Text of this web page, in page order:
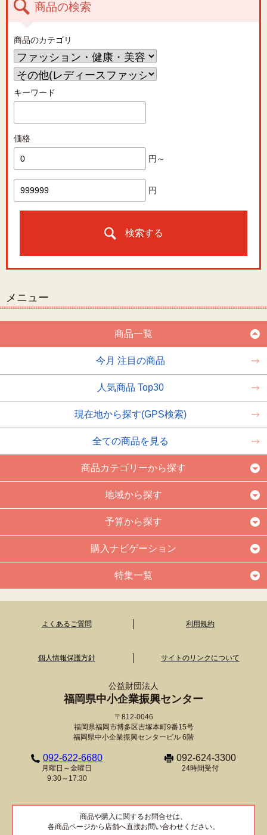
商品の検索
商品のカテゴリ
キーワード
価格
円～
円
検索する
メニュー
商品一覧
今月 注目の商品
人気商品 Top30
現在地から探す(GPS検索)
全ての商品を見る
商品カテゴリーから探す
地域から探す
予算から探す
購入ナビゲーション
特集一覧
よくあるご質問 利用規約
個人情報保護方針 サイトのリンクについて
公益財団法人
福岡県中小企業振興センター
〒812-0046
福岡県福岡市博多区吉塚本町9番15号
福岡県中小企業振興センタービル 6階
092-622-6680
月曜日～金曜日
9:30～17:30
092-624-3300
24時間受付
商品や購入に関するお問合せは、
各商品ページから店舗へ直接お問い合わせください。